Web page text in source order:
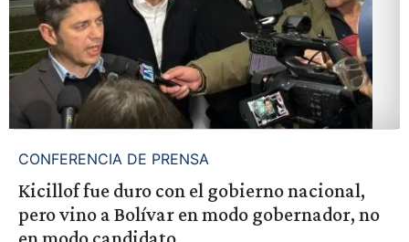
CONFERENCIA DE PRENSA
Kicillof fue duro con el gobierno nacional,
pero vino a Bolívar en modo gobernador, no